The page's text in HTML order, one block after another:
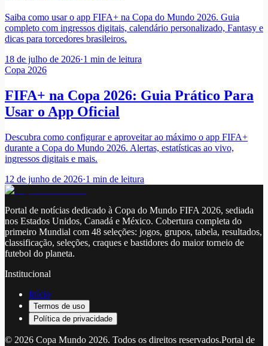
Saiba como usar o app FIFA+ na Copa do Mundo 2026. Guia
completo com ingressos digitais, calendário personalizado, Fantasy e
dicas para torcedores brasileiros.
18 de julho de 2026·1 min de leitura
Copa 2026
FIFA+ na Copa 2026: Guia Prático Para
Usar o App Oficial
Descubra como configurar e aproveitar ao máximo o app FIFA+
durante a Copa do Mundo 2026. Alertas, estatísticas ao vivo,
ingressos digitais e mais.
12 de junho de 2026·1 min de leitura
Portal de notícias dedicado à Copa do Mundo FIFA 2026, sediada
nos Estados Unidos, Canadá e México. Cobertura completa do
primeiro Mundial com 48 seleções: jogos, grupos, tabela, resultados,
classificação, seleções, craques e bastidores do maior torneio de
futebol do planeta.
Institucional
Início
Termos de uso
Política de privacidade
© 2026 Copa Mundo 2026. Todos os direitos reservados.Portal de